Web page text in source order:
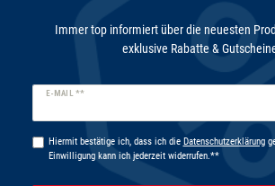
Immer top informiert über die neuesten
exklusive Rabatte &
E-MAIL **
Newsletter
Hiermit bestätige ich, dass ich die Daten­schutz­erklärung
Einwilligung kann ich jederzeit widerrufen.**